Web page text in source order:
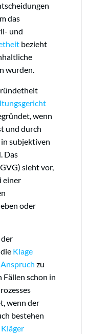
das
und
bezieht
wurden.
wenn
und durch
subjektiven
Das
sieht vor,
einer
oder
Klage
Anspruch zu
schon in
wenn der
bestehen
Kläger